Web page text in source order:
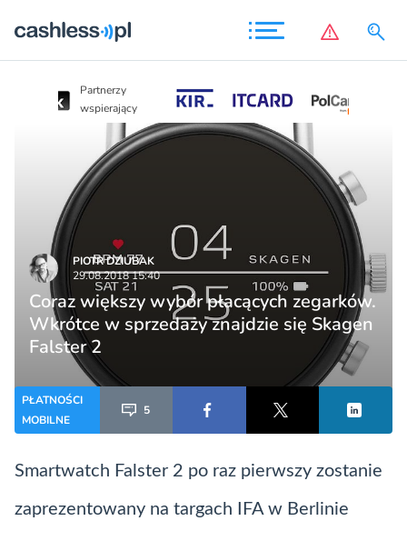
Partnerzy
wspierający
PIOTR DZIUBAK
29.08.2018 15:40
Coraz większy wybór płacących zegarków.
Wkrótce w sprzedaży znajdzie się Skagen
Falster 2
PŁATNOŚCI
MOBILNE
5
Smartwatch Falster 2 po raz pierwszy zostanie
zaprezentowany na targach IFA w Berlinie